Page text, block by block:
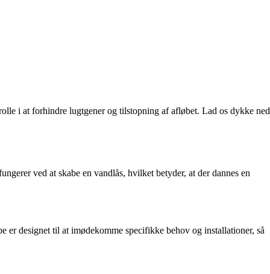
i at forhindre lugtgener og tilstopning af afløbet. Lad os dykke ned
ved at skabe en vandlås, hvilket betyder, at der dannes en
er designet til at imødekomme specifikke behov og installationer, så